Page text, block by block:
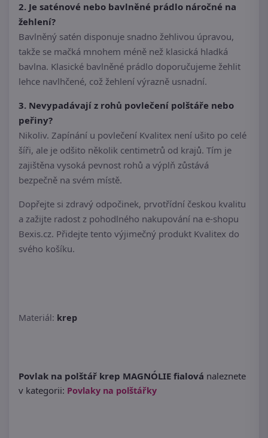
2. Je saténové nebo bavlněné prádlo náročné na
žehlení?
Bavlněný satén disponuje snadno žehlivou úpravou,
takže se mačká mnohem méně než klasická hladká
bavlna. Klasické bavlněné prádlo doporučujeme žehlit
lehce navlhčené, což žehlení výrazně usnadní.
3. Nevypadávají z rohů povlečení polštáře nebo
peřiny?
Nikoliv. Zapínání u povlečení Kvalitex není ušito po celé
šíři, ale je odšito několik centimetrů od krajů. Tím je
zajištěna vysoká pevnost rohů a výplň zůstává
bezpečně na svém místě.
Dopřejte si zdravý odpočinek, prvotřídní českou kvalitu
a zažijte radost z pohodlného nakupování na e-shopu
Bexis.cz. Přidejte tento výjimečný produkt Kvalitex do
svého košíku.
Materiál: krep
Povlak na polštář krep MAGNÓLIE fialová naleznete
v kategorii: Povlaky na polštářky